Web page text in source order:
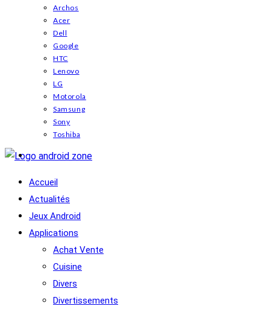
Archos
Acer
Dell
Google
HTC
Lenovo
LG
Motorola
Samsung
Sony
Toshiba
Accueil
Actualités
Jeux Android
Applications
Achat Vente
Cuisine
Divers
Divertissements